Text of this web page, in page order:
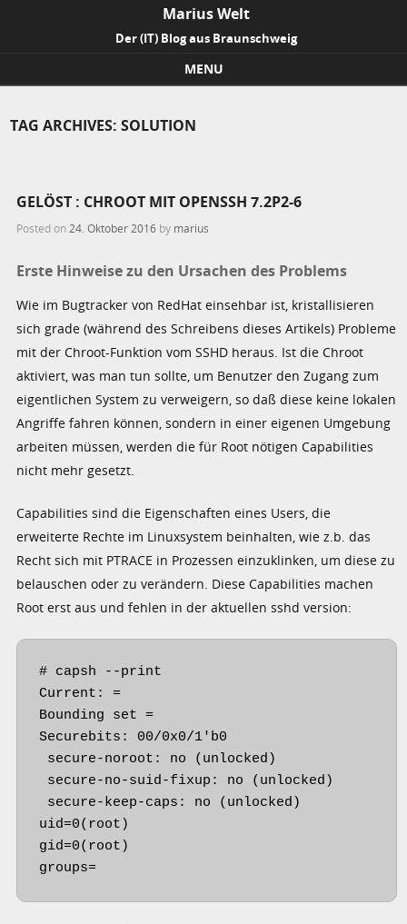
Marius Welt
Der (IT) Blog aus Braunschweig
MENU
TAG ARCHIVES:SOLUTION
GELÖST : CHROOT MIT OPENSSH 7.2P2-6
Posted on 24. Oktober 2016 by marius
Erste Hinweise zu den Ursachen des Problems
Wie im Bugtracker von RedHat einsehbar ist, kristallisieren
sich grade (während des Schreibens dieses Artikels) Probleme
mit der Chroot-Funktion vom SSHD heraus. Ist die Chroot
aktiviert, was man tun sollte, um Benutzer den Zugang zum
eigentlichen System zu verweigern, so daß diese keine lokalen
Angriffe fahren können, sondern in einer eigenen Umgebung
arbeiten müssen, werden die für Root nötigen Capabilities
nicht mehr gesetzt.
Capabilities sind die Eigenschaften eines Users, die
erweiterte Rechte im Linuxsystem beinhalten, wie z.b. das
Recht sich mit PTRACE in Prozessen einzuklinken, um diese zu
belauschen oder zu verändern. Diese Capabilities machen
Root erst aus und fehlen in der aktuellen sshd version:
# capsh --print
Current: =
Bounding set =
Securebits: 00/0x0/1'b0
secure-noroot: no (unlocked)
secure-no-suid-fixup: no (unlocked)
secure-keep-caps: no (unlocked)
uid=0(root)
gid=0(root)
groups=